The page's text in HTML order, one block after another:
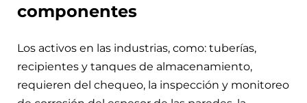
componentes
Los activos en las industrias, como: tuberías,
recipientes y tanques de almacenamiento,
requieren del chequeo, la inspección y monitoreo